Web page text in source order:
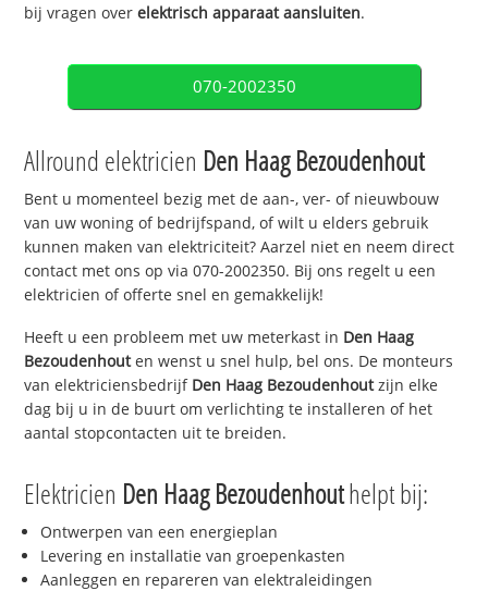
bij vragen overelektrisch apparaat aansluiten.
070-2002350
Allround elektricien Den Haag Bezoudenhout
Bent u momenteel bezig met de aan-, ver- of nieuwbouw
van uw woning of bedrijfspand, of wilt u elders gebruik
kunnen maken van elektriciteit? Aarzel niet en neem direct
contact met ons op via 070-2002350. Bij ons regelt u een
elektricien of offerte snel en gemakkelijk!
Heeft u een probleem met uw meterkast in Den Haag
Bezoudenhouten wenst u snel hulp, bel ons. De monteurs
van elektriciensbedrijf Den Haag Bezoudenhoutzijn elke
dag bij u in de buurt om verlichting te installeren of het
aantal stopcontacten uit te breiden.
Elektricien Den Haag Bezoudenhouthelpt bij:
Ontwerpen van een energieplan
Levering en installatie van groepenkasten
Aanleggen en repareren van elektraleidingen